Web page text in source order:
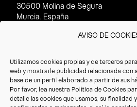
AVISO DE
Utilizamos cookies propias y de terceros
web y mostrarle publicidad relacionada con
base de un perfil elaborado a partir de sus
Por favor, lea nuestra Política de Cookies
detalle las cookies que usamos, su finalidad
30500 Molina de Segura
Murcia. España
Horario de atención al cliente:
· Verano(15/07 – 15/09):
8:30 – 14:30h
T. +34 968 387 220
F. +34 968 387 766